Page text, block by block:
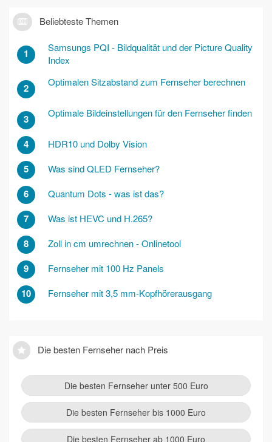
Beliebteste Themen
1
Samsungs PQI - Bildqualität und der Picture Quality
Index
2 Optimalen Sitzabstand zum Fernseher berechnen
3 Optimale Bildeinstellungen für den Fernseher finden
4 HDR10 und Dolby Vision
5 Was sind QLED Fernseher?
6 Quantum Dots - was ist das?
7 Was ist HEVC und H.265?
8 Zoll in cm umrechnen - Onlinetool
9 Fernseher mit 100 Hz Panels
10 Fernseher mit 3,5 mm-Kopfhörerausgang
Die besten Fernseher nach Preis
Die besten Fernseher unter 500 Euro
Die besten Fernseher bis 1000 Euro
Die besten Fernseher ab 1000 Euro